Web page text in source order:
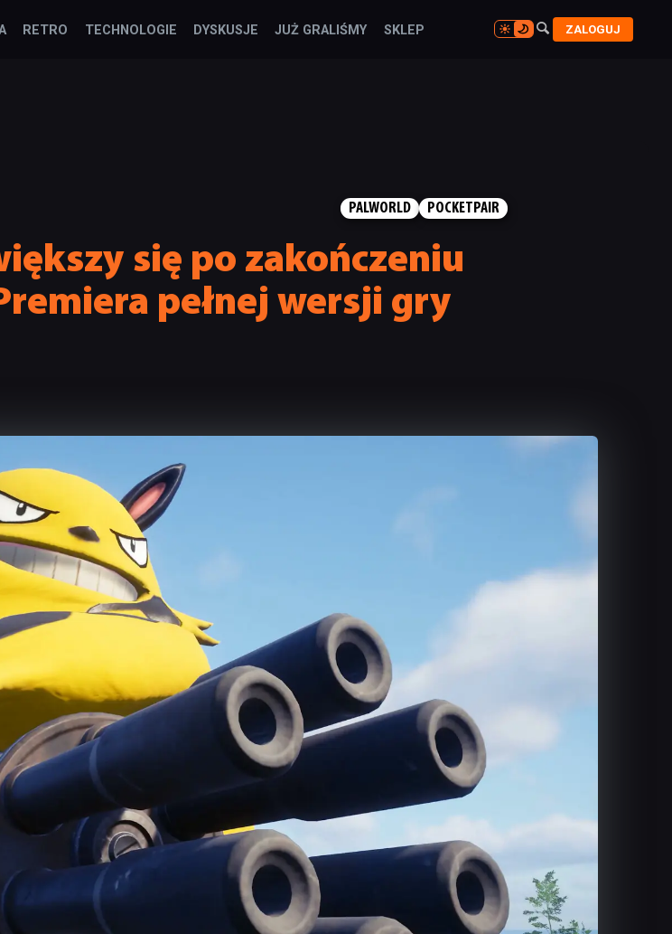
RETRO TECHNOLOGIE DYSKUSJE JUŻ GRALIŚMY SKLEP 
 ZALOGUJ
PALWORLD POCKETPAIR
się po zakończeniu
pełnej wersji gry